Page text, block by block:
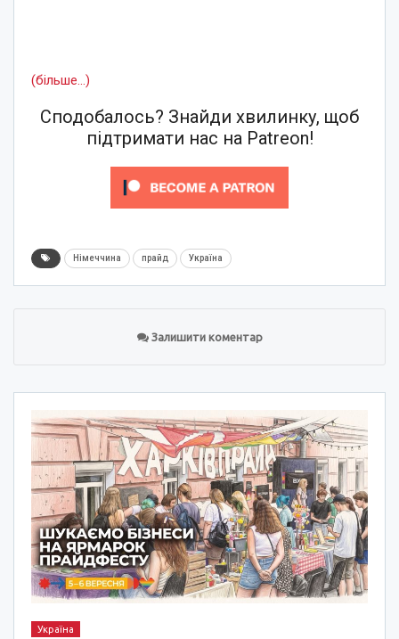
(більше…)
Сподобалось? Знайди хвилинку, щоб
підтримати нас на Patreon!
Німеччина прайд Україна
Залишити коментар
Україна